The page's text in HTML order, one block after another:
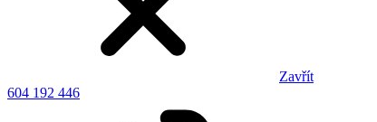
Zavřít
604 192 446